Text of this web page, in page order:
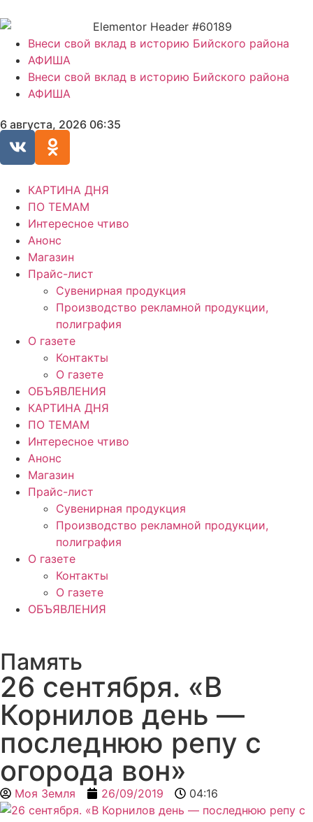
Внеси свой вклад в историю Бийского района
АФИША
Внеси свой вклад в историю Бийского района
АФИША
6 августа, 2026 06:35
КАРТИНА ДНЯ
ПО ТЕМАМ
Интересное чтиво
Анонс
Магазин
Прайс-лист
Сувенирная продукция
Производство рекламной продукции,
полиграфия
О газете
Контакты
О газете
ОБЪЯВЛЕНИЯ
КАРТИНА ДНЯ
ПО ТЕМАМ
Интересное чтиво
Анонс
Магазин
Прайс-лист
Сувенирная продукция
Производство рекламной продукции,
полиграфия
О газете
Контакты
О газете
ОБЪЯВЛЕНИЯ
Память
26 сентября. «В
Корнилов день —
последнюю репу с
огорода вон»
Моя Земля 26/09/2019 04:16